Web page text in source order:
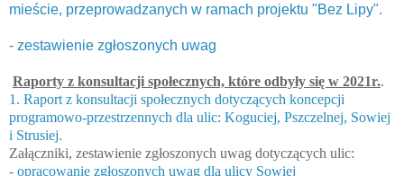
mieście, przeprowadzanych w ramach projektu "Bez Lipy".
- zestawienie zgłoszonych uwag
Raporty z konsultacji społecznych, które odbyły się w 2021r..
1. Raport z konsultacji społecznych dotyczących koncepcji
programowo-przestrzennych dla ulic: Koguciej, Pszczelnej, Sowiej
i Strusiej.
Załączniki, zestawienie zgłoszonych uwag dotyczących ulic:
- opracowanie zgłoszonych uwag dla ulicy Sowiej